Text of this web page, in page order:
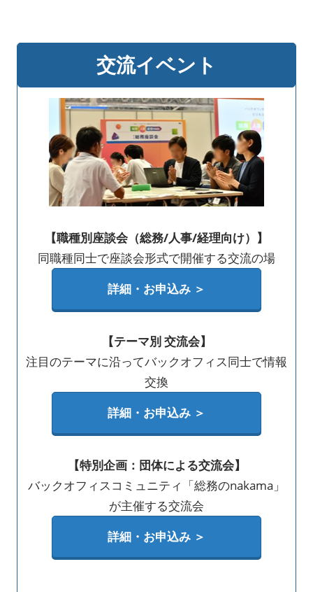
交流イベント
【職種別座談会（総務/人事/経理向け）】
同職種同士で座談会形式で開催する交流の場
詳細・お申込み ＞
【テーマ別 交流会】
注目のテーマに沿ってバックオフィス同士で情報
交換
詳細・お申込み ＞
【特別企画：団体による交流会】
バックオフィスコミュニティ「総務のnakama」
が主催する交流会
詳細・お申込み ＞